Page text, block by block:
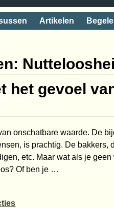
Artikelen
het gevoel
onschatbare waarde. De
is prachtig. De bakkers,
etc. Maar wat als je
Of ben je …